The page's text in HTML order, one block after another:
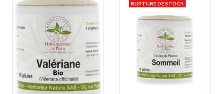
RUPTURE DE STOCK